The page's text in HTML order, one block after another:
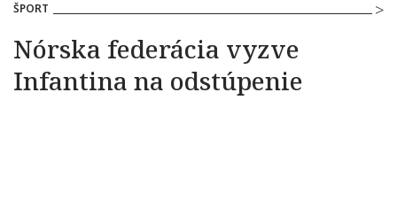
ŠPORT